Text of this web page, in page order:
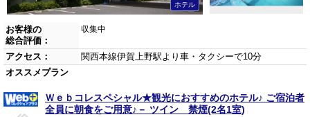
ホテル
お客様の
総合評価：
収集中
アクセス：
関西本線伊賀上野駅より車・タクシーで10分
オススメプラン
Ｗｅｂコレスペシャル★観光におすすめのホテル♪ ご宿泊者
全員に朝食をご用意♪－ ツイン 禁煙(2名1室)